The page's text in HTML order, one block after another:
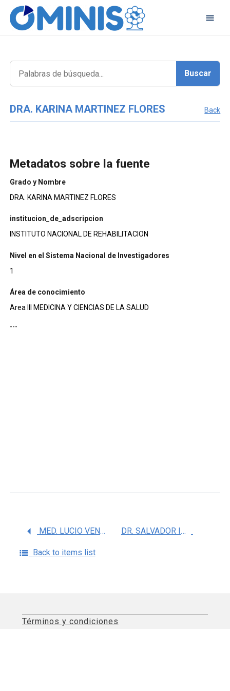
DRA. KARINA MARTINEZ FLORES Back
Metadatos sobre la fuente
Grado y Nombre
DRA. KARINA MARTINEZ FLORES
institucion_de_adscripcion
INSTITUTO NACIONAL DE REHABILITACION
Nivel en el Sistema Nacional de Investigadores
1
Área de conocimiento
Area III MEDICINA Y CIENCIAS DE LA SALUD
---
MED. LUCIO VENTURA RIOS DR. SALVADOR ISRAEL MACIAS HERNANDEZ
Back to items list
Términos y condiciones